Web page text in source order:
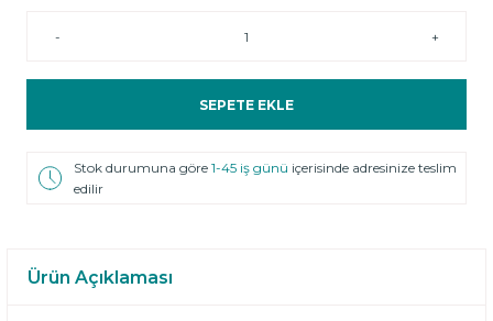
- +
SEPETE EKLE
Stok durumuna göre1-45 iş günü içerisinde adresinize teslim
edilir
Ürün Açıklaması